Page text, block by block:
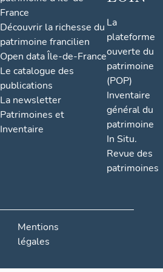
France
Découvrir la richesse du
patrimoine francilien
Open data Île-de-France
Le catalogue des
publications
La newsletter
Patrimoines et
Inventaire
La
plateforme
ouverte du
patrimoine
(POP)
Inventaire
général du
patrimoine
In Situ.
Revue des
patrimoines
Mentions
légales